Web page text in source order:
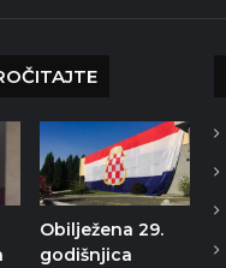
Obilježena 29.
godišnjica